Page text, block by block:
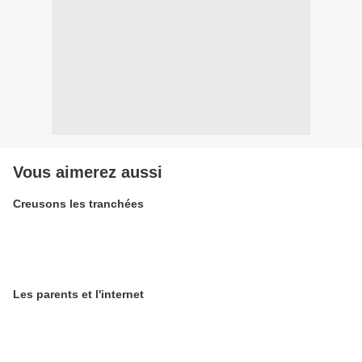
Vous aimerez aussi
Creusons les tranchées
Les parents et l'internet